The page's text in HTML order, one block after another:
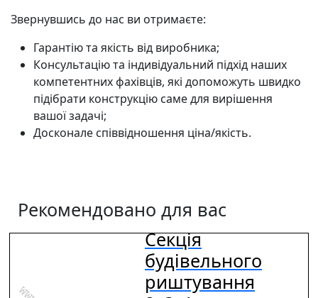
Звернувшись до нас ви отримаєте:
Гарантію та якість від виробника;
Консультацію та індивідуальний підхід наших
компетентних фахівців, які допоможуть швидко
підібрати конструкцію саме для вирішення
вашої задачі;
Досконале співвідношення ціна/якість.
Рекомендовано для вас
Секція
будівельного
риштування